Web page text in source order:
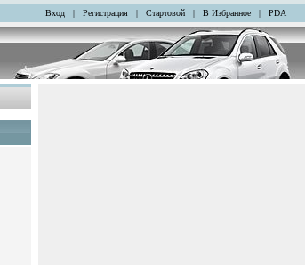
Вход | Регистрация | Стартовой | В Избранное | PDA